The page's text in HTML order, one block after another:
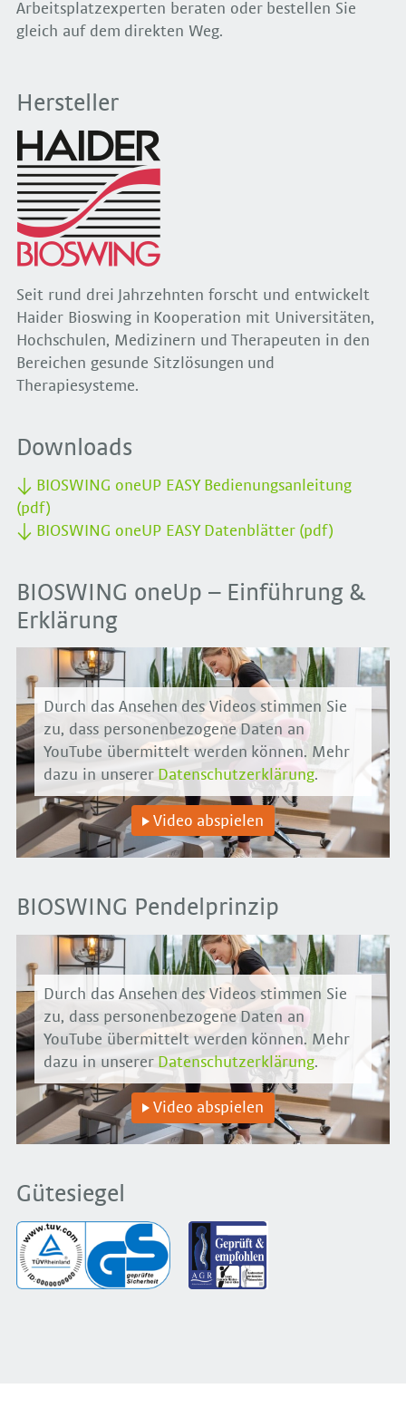
Arbeitsplatzexperten beraten oder bestellen Sie
gleich auf dem direkten Weg.
Hersteller
Seit rund drei Jahrzehnten forscht und entwickelt
Haider Bioswing in Kooperation mit Universitäten,
Hochschulen, Medizinern und Therapeuten in den
Bereichen gesunde Sitzlösungen und
Therapiesysteme.
Downloads
BIOSWING oneUP EASY Bedienungsanleitung
(pdf)
BIOSWING oneUP EASY Datenblätter (pdf)
BIOSWING oneUp – Einführung &
Erklärung
Durch das Ansehen des Videos stimmen Sie
zu, dass personenbezogene Daten an
YouTube übermittelt werden können. Mehr
dazu in unserer Datenschutzerklärung.
Video abspielen
BIOSWING Pendelprinzip
Durch das Ansehen des Videos stimmen Sie
zu, dass personenbezogene Daten an
YouTube übermittelt werden können. Mehr
dazu in unserer Datenschutzerklärung.
Video abspielen
Gütesiegel